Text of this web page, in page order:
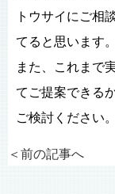
トウサイにご相
てると思います。
また、これまで
てご提案できる
ご検討ください。
＜前の記事へ